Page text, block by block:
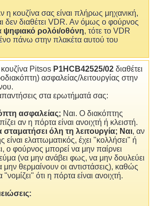
η κουζίνα σας είναι πλήρως μηχανική,
δεν διαθέτει VDR. Αν όμως ο φούρνος
ψηφιακό ρολόι/οθόνη, τότε το VDR
πάνω στην πλακέτα αυτού του
κουζίνα Pitsos P1HCB42525/02 διαθέτει
ασφαλείας/λειτουργίας στην
στα ερωτήματά σας:
ασφαλείας; Ναι. Ο διακόπτης
αν η πόρτα είναι ανοιχτή ή κλειστή.
σταματήσει όλη τη λειτουργία; Ναι, αν
είναι ελαττωματικός, έχει "κολλήσει" ή
ο φούρνος μπορεί να μην παίρνει
(να μην ανάβει φως, να μην δουλεύει
μην θερμαίνουν οι αντιστάσεις), καθώς
ότι η πόρτα είναι ανοιχτή.